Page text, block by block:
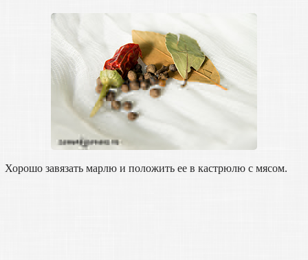
Хорошо завязать марлю и положить ее в кастрюлю с мясом.